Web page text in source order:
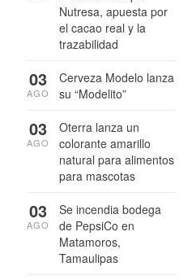
Nutresa, apuesta por
el cacao real y la
trazabilidad
Cerveza Modelo lanza
su “Modelito”
03
AGO
Oterra lanza un
colorante amarillo
natural para alimentos
para mascotas
03
AGO
Se incendia bodega
de PepsiCo en
Matamoros,
Tamaulipas
03
AGO